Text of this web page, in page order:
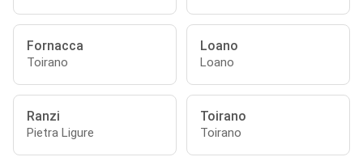
Fornacca
Toirano
Loano
Loano
Ranzi
Pietra Ligure
Toirano
Toirano